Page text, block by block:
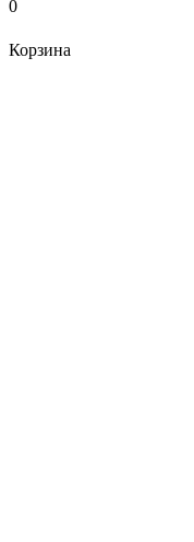
0
Корзина